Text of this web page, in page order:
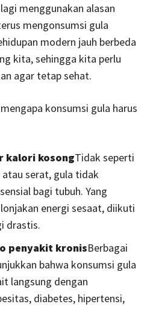
menggunakan alasan
mengonsumsi gula
modern jauh berbeda
kita, sehingga kita perlu
agar tetap sehat.
konsumsi gula harus
kalori kosongTidak seperti
serat, gula tidak
bagi tubuh. Yang
energi sesaat, diikuti
drastis.
penyakit kronisBerbagai
bahwa konsumsi gula
langsung dengan
diabetes, hipertensi,